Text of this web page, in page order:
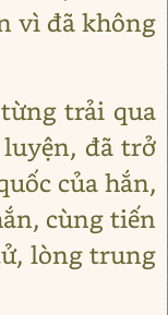
vì đã không
trải qua
đã trở
của hắn,
cùng tiến
lòng trung